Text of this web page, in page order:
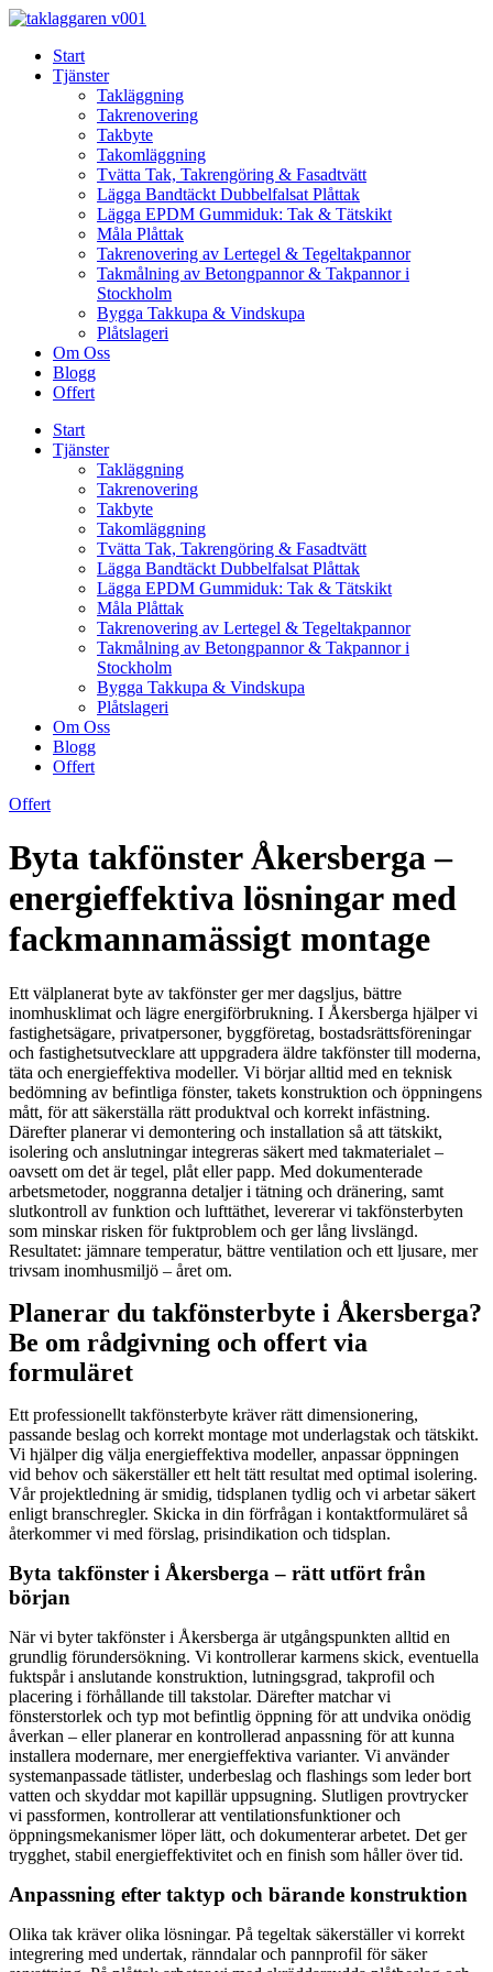
Skip
contentStart
Tjänster
Takläggning
Takrenovering
Takbyte
Takomläggning
Tvätta Tak, Takrengöring & Fasadtvätt
Lägga Bandtäckt Dubbelfalsat Plåttak
Lägga EPDM Gummiduk: Tak & Tätskikt
Måla Plåttak
Takrenovering av Lertegel & Tegeltakpannor
Takmålning av Betongpannor & Takpannor i
Stockholm
Bygga Takkupa & Vindskupa
Plåtslageri
Om Oss
Blogg
Offert
Start
Tjänster
Takläggning
Takrenovering
Takbyte
Takomläggning
Tvätta Tak, Takrengöring & Fasadtvätt
Lägga Bandtäckt Dubbelfalsat Plåttak
Lägga EPDM Gummiduk: Tak & Tätskikt
Måla Plåttak
Takrenovering av Lertegel & Tegeltakpannor
Takmålning av Betongpannor & Takpannor i
Stockholm
Bygga Takkupa & Vindskupa
Plåtslageri
Om Oss
Blogg
Offert
Offert
Byta takfönster Åkersberga –
energieffektiva lösningar med
fackmannamässigt montage
Ett välplanerat byte av takfönster ger mer dagsljus, bättre
inomhusklimat och lägre energiförbrukning. I Åkersberga hjälper vi
fastighetsägare, privatpersoner, byggföretag, bostadsrättsföreningar
och fastighetsutvecklare att uppgradera äldre takfönster till moderna,
täta och energieffektiva modeller. Vi börjar alltid med en teknisk
bedömning av befintliga fönster, takets konstruktion och öppningens
mått, för att säkerställa rätt produktval och korrekt infästning.
Därefter planerar vi demontering och installation så att tätskikt,
isolering och anslutningar integreras säkert med takmaterialet –
oavsett om det är tegel, plåt eller papp. Med dokumenterade
arbetsmetoder, noggranna detaljer i tätning och dränering, samt
slutkontroll av funktion och lufttäthet, levererar vi takfönsterbyten
som minskar risken för fuktproblem och ger lång livslängd.
Resultatet: jämnare temperatur, bättre ventilation och ett ljusare, mer
trivsam inomhusmiljö – året om.
Planerar du takfönsterbyte i Åkersberga?
Be om rådgivning och offert via
formuläret
Ett professionellt takfönsterbyte kräver rätt dimensionering,
passande beslag och korrekt montage mot underlagstak och tätskikt.
Vi hjälper dig välja energieffektiva modeller, anpassar öppningen
vid behov och säkerställer ett helt tätt resultat med optimal isolering.
Vår projektledning är smidig, tidsplanen tydlig och vi arbetar säkert
enligt branschregler. Skicka in din förfrågan i kontaktformuläret så
återkommer vi med förslag, prisindikation och tidsplan.
Byta takfönster i Åkersberga – rätt utfört från
början
När vi byter takfönster i Åkersberga är utgångspunkten alltid en
grundlig förundersökning. Vi kontrollerar karmens skick, eventuella
fuktspår i anslutande konstruktion, lutningsgrad, takprofil och
placering i förhållande till takstolar. Därefter matchar vi
fönsterstorlek och typ mot befintlig öppning för att undvika onödig
åverkan – eller planerar en kontrollerad anpassning för att kunna
installera modernare, mer energieffektiva varianter. Vi använder
systemanpassade tätlister, underbeslag och flashings som leder bort
vatten och skyddar mot kapillär uppsugning. Slutligen provtrycker
vi passformen, kontrollerar att ventilationsfunktioner och
öppningsmekanismer löper lätt, och dokumenterar arbetet. Det ger
trygghet, stabil energieffektivitet och en finish som håller över tid.
Anpassning efter taktyp och bärande konstruktion
Olika tak kräver olika lösningar. På tegeltak säkerställer vi korrekt
integrering med undertak, ränndalar och pannprofil för säker